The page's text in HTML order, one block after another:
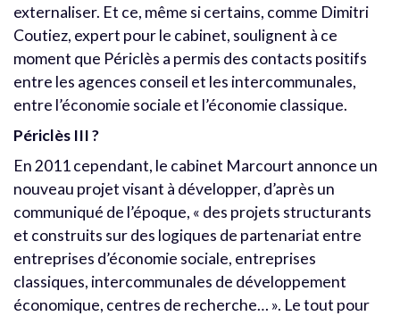
externaliser. Et ce, même si certains, comme Dimitri
Coutiez, expert pour le cabinet, soulignent à ce
moment que Périclès a permis des contacts positifs
entre les agences conseil et les intercommunales,
entre l’économie sociale et l’économie classique.
Périclès III ?
En 2011 cependant, le cabinet Marcourt annonce un
nouveau projet visant à développer, d’après un
communiqué de l’époque, « des projets structurants
et construits sur des logiques de partenariat entre
entreprises d’économie sociale, entreprises
classiques, intercommunales de développement
économique, centres de recherche… ». Le tout pour